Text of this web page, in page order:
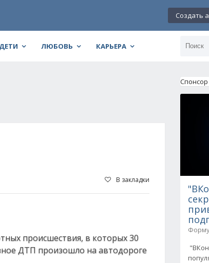
Создать
ДЕТИ ЛЮБОВЬ КАРЬЕРА
В закладки
происшествия, в которых 30
ДТП произошло на автодороге